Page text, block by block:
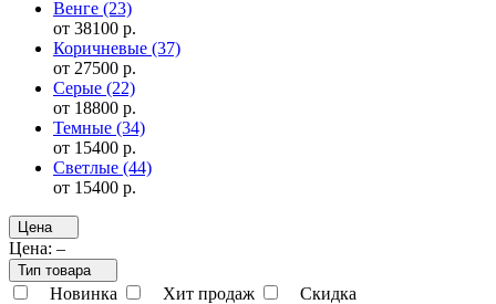
Венге (23)
от 38100 р.
Коричневые (37)
от 27500 р.
Серые (22)
от 18800 р.
Темные (34)
от 15400 р.
Светлые (44)
от 15400 р.
Цена
Цена: –
Тип товара
Новинка Хит продаж Скидка